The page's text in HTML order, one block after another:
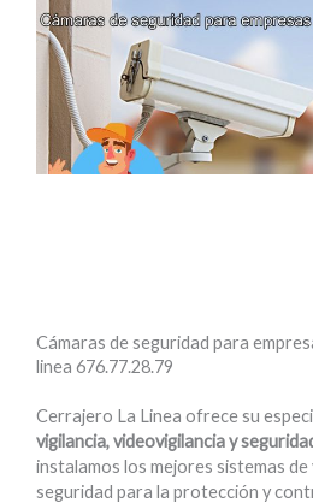
Cámaras de seguridad para
linea 676.77.28.79
Cerrajero La Linea ofrece su
vigilancia, videovigilancia y
instalamos los mejores sistemas de
seguridad para la protección y